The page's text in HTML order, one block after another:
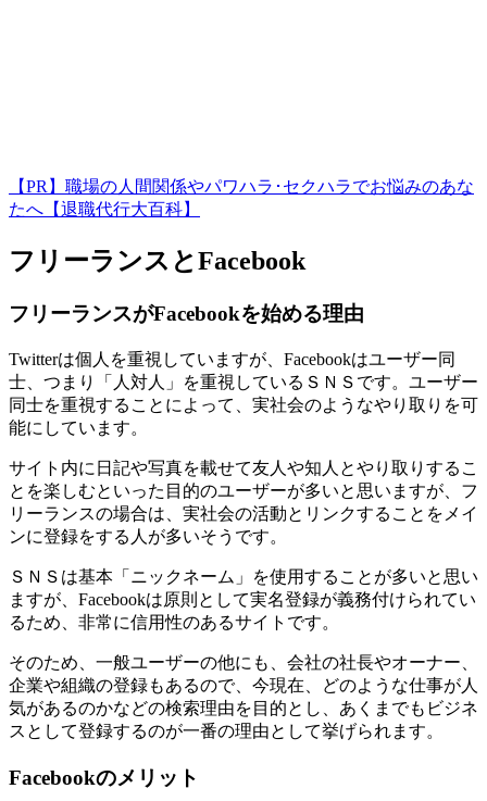
【PR】職場の人間関係やパワハラ･セクハラでお悩みのあな
たへ【退職代行大百科】
フリーランスとFacebook
フリーランスがFacebookを始める理由
Twitterは個人を重視していますが、Facebookはユーザー同
士、つまり「人対人」を重視しているＳＮＳです。ユーザー
同士を重視することによって、実社会のようなやり取りを可
能にしています。
サイト内に日記や写真を載せて友人や知人とやり取りするこ
とを楽しむといった目的のユーザーが多いと思いますが、フ
リーランスの場合は、実社会の活動とリンクすることをメイ
ンに登録をする人が多いそうです。
ＳＮＳは基本「ニックネーム」を使用することが多いと思い
ますが、Facebookは原則として実名登録が義務付けられてい
るため、非常に信用性のあるサイトです。
そのため、一般ユーザーの他にも、会社の社長やオーナー、
企業や組織の登録もあるので、今現在、どのような仕事が人
気があるのかなどの検索理由を目的とし、あくまでもビジネ
スとして登録するのが一番の理由として挙げられます。
Facebookのメリット